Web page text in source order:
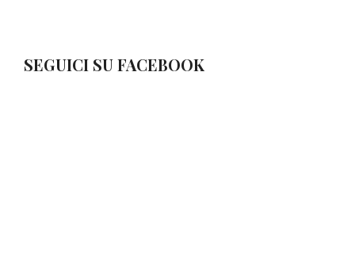
SEGUICI SU FACEBOOK